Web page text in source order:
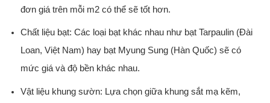
đơn giá trên mỗi m2 có thể sẽ tốt hơn.
Chất liệu bạt: Các loại bạt khác nhau như bạt Tarpaulin (Đài
Loan, Việt Nam) hay bạt Myung Sung (Hàn Quốc) sẽ có
mức giá và độ bền khác nhau.
Vật liệu khung sườn: Lựa chọn giữa khung sắt mạ kẽm,